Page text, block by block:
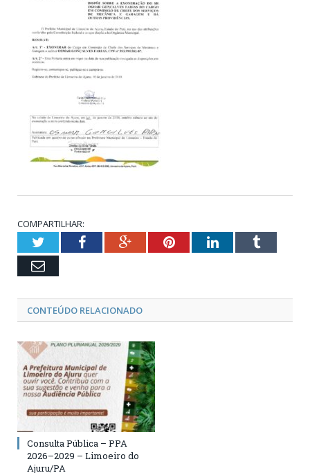
COMPARTILHAR:
TwitterFacebookGoogle+PinterestLinkedInTumblr
Email
CONTEÚDO RELACIONADO
Consulta Pública – PPA
2026–2029 – Limoeiro do
Ajuru/PA